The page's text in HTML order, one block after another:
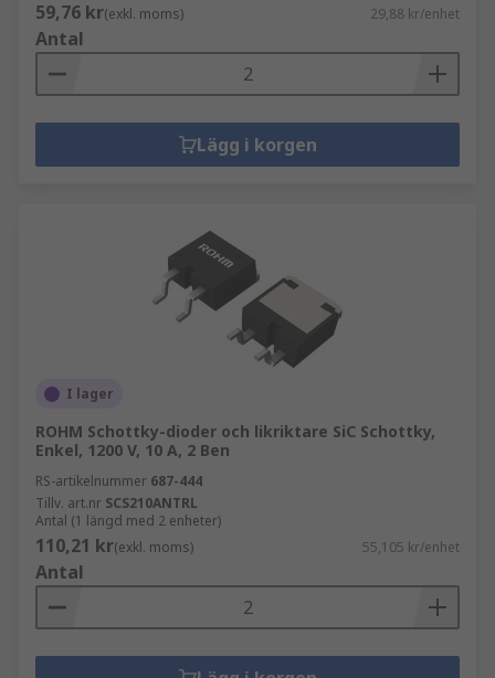
59,76 kr(exkl. moms) 29,88 kr/enhet
Antal
Lägg i korgen
I lager
ROHM Schottky-dioder och likriktare SiC Schottky,
Enkel, 1200 V, 10 A, 2 Ben
RS-artikelnummer 687-444
Tillv. art.nr SCS210ANTRL
Antal (1 längd med 2 enheter)
110,21 kr(exkl. moms) 55,105 kr/enhet
Antal